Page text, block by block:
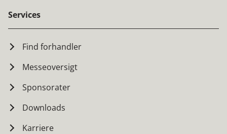
Services
Find forhandler
Messeoversigt
Sponsorater
Downloads
Karriere